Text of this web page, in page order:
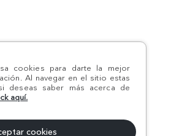
cookies para darte la mejor
Al navegar en el sitio estas
deseas saber más acerca de
aquí.
cookies